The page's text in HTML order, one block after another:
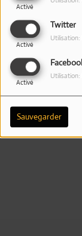
Activé
Twitter
Activé
Utilisation:
Activé
Utilisation:
Sauvegarder
UN DON !